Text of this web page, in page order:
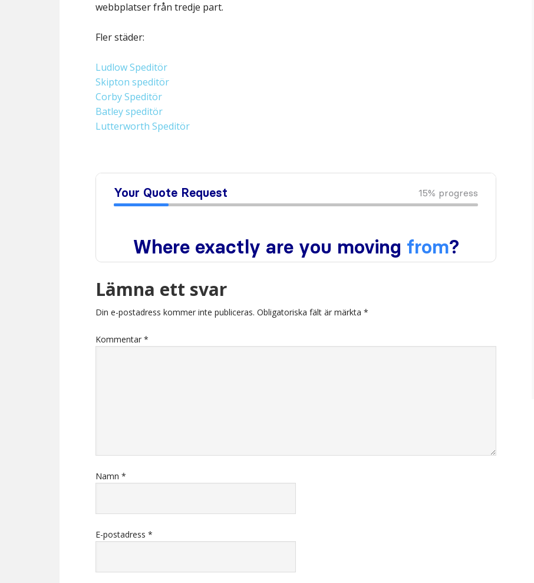
webbplatser från tredje part.
Fler städer:
Ludlow Speditör
Skipton speditör
Corby Speditör
Batley speditör
Lutterworth Speditör
Lämna ett svar
Din e-postadress kommer inte publiceras. Obligatoriska fält är märkta *
Kommentar *
Namn *
E-postadress *